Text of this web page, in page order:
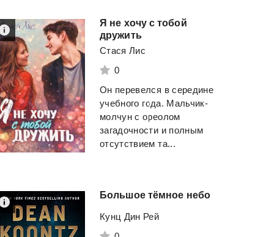
Я не хочу с тобой
дружить
Стася Лис
0
Он перевелся в середине
учебного года. Мальчик-
молчун с ореолом
загадочности и полным
отсутствием та...
Большое тёмное небо
Кунц Дин Рей